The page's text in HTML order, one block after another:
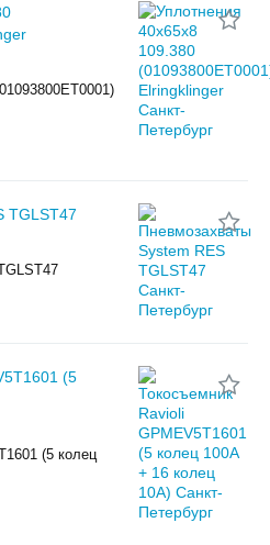
TGLST47
(5
(5 колец